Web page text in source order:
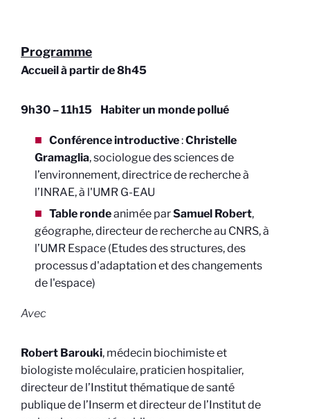
Programme
Accueil à partir de 8h45
9h30 – 11h15 Habiter un monde pollué
Conférence introductive:Christelle
Gramaglia, sociologue des sciences de
l’environnement, directrice de recherche à
l’INRAE, à l'UMR G-EAU
Table rondeanimée parSamuel Robert,
géographe, directeur de recherche au CNRS, à
l’UMR Espace (Etudes des structures, des
processus d'adaptation et des changements
de l'espace)
Avec
Robert Barouki, médecin biochimiste et
biologiste moléculaire, praticien hospitalier,
directeur de l’Institut thématique de santé
publique de l’Inserm et directeur de l’Institut de